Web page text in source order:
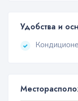
Удобства и